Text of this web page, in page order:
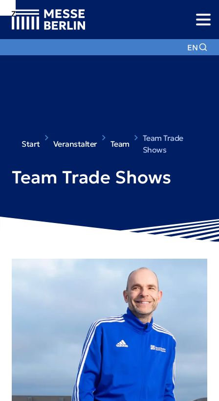
Zur
Navigation
Zur
Suche
Zum
Hauptinhalt
EN
Start Veranstalter Team
Team Trade
Shows
Team Trade Shows